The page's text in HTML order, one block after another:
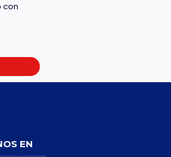
con
EN